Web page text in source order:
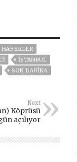
HABERLER
ISTANBUL
SON DAKIKA
Next
Köprüsü
açılıyor